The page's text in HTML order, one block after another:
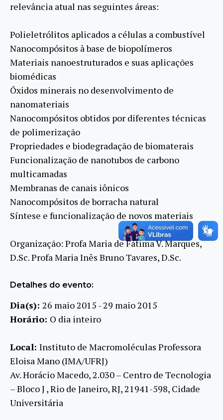
relevância atual nas seguintes áreas:
Polieletrólitos aplicados a células a combustível
Nanocompósitos à base de biopolímeros
Materiais nanoestruturados e suas aplicações
biomédicas
Óxidos minerais no desenvolvimento de
nanomateriais
Nanocompósitos obtidos por diferentes técnicas
de polimerização
Propriedades e biodegradação de biomaterais
Funcionalização de nanotubos de carbono
multicamadas
Membranas de canais iônicos
Nanocompósitos de borracha natural
Síntese e funcionalização de novos materiais
Organização: Profa Maria de Fátima V. Marques,
D.Sc. Profa Maria Inês Bruno Tavares, D.Sc.
Detalhes do evento:
Dia(s): 26 maio 2015 - 29 maio 2015
Horário: O dia inteiro
Local: Instituto de Macromoléculas Professora
Eloisa Mano (IMA/UFRJ)
Av. Horácio Macedo, 2.030 – Centro de Tecnologia
– Bloco J , Rio de Janeiro, RJ, 21941-598, Cidade
Universitária